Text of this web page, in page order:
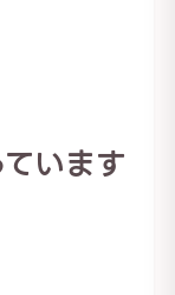
います